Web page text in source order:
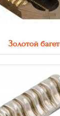
Золотой багет